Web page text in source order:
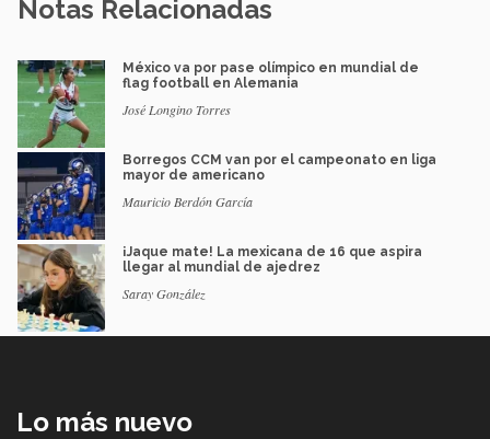
Notas Relacionadas
México va por pase olímpico en mundial de
flag football en Alemania
José Longino Torres
Borregos CCM van por el campeonato en liga
mayor de americano
Mauricio Berdón García
¡Jaque mate! La mexicana de 16 que aspira
llegar al mundial de ajedrez
Saray González
Lo más nuevo